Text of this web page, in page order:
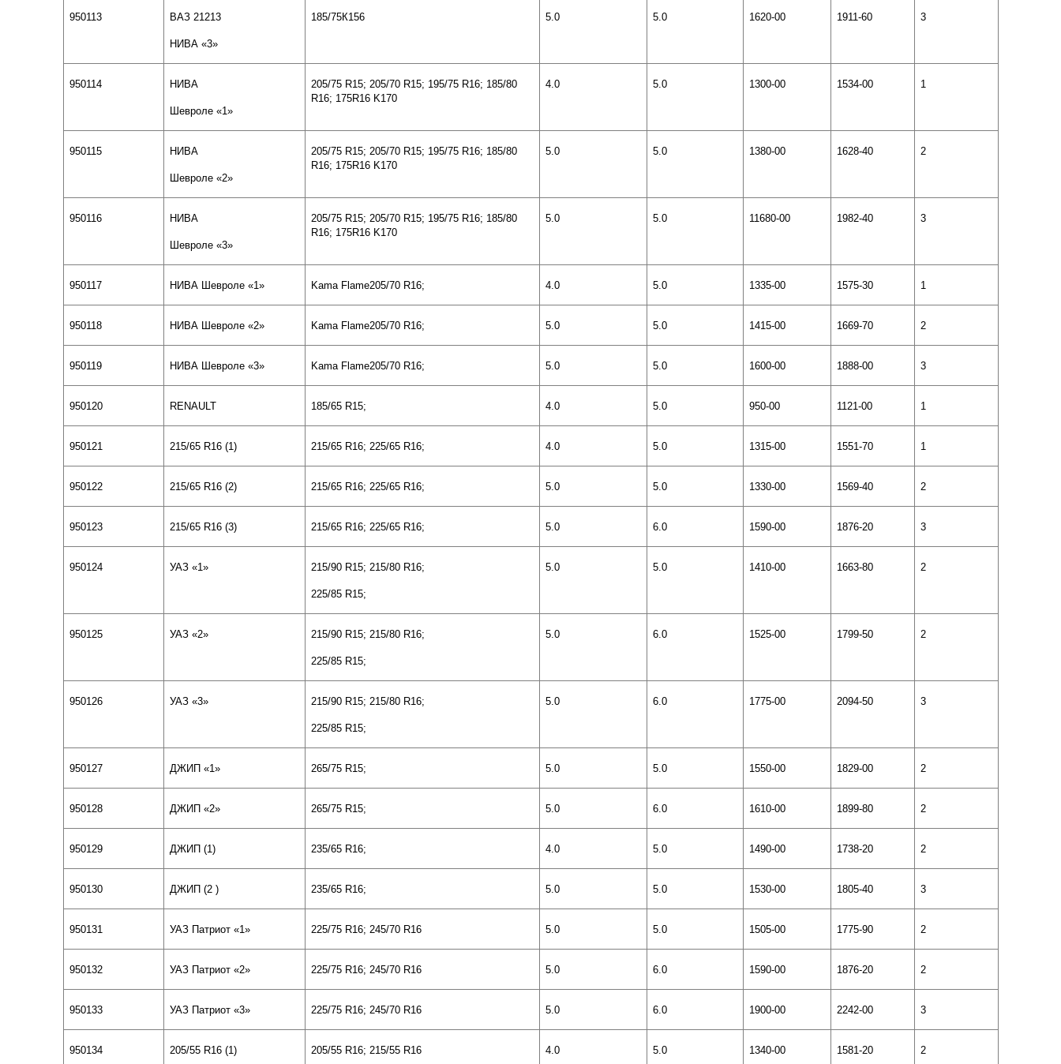
950113 ВАЗ 21213
НИВА «3»
185/75К156 5.0 5.0 1620-00 1911-60 3
950114 НИВА
Шевроле «1»
205/75 R15; 205/70 R15; 195/75 R16; 185/80
R16; 175R16 K170
4.0 5.0 1300-00 1534-00 1
950115 НИВА
Шевроле «2»
205/75 R15; 205/70 R15; 195/75 R16; 185/80
R16; 175R16 K170
5.0 5.0 1380-00 1628-40 2
950116 НИВА
Шевроле «3»
205/75 R15; 205/70 R15; 195/75 R16; 185/80
R16; 175R16 K170
5.0 5.0 11680-00 1982-40 3
950117 НИВА Шевроле «1» Kama Flame205/70 R16; 4.0 5.0 1335-00 1575-30 1
950118 НИВА Шевроле «2» Kama Flame205/70 R16; 5.0 5.0 1415-00 1669-70 2
950119 НИВА Шевроле «3» Kama Flame205/70 R16; 5.0 5.0 1600-00 1888-00 3
950120 RENAULT 185/65 R15; 4.0 5.0 950-00 1121-00 1
950121 215/65 R16 (1) 215/65 R16; 225/65 R16; 4.0 5.0 1315-00 1551-70 1
950122 215/65 R16 (2) 215/65 R16; 225/65 R16; 5.0 5.0 1330-00 1569-40 2
950123 215/65 R16 (3) 215/65 R16; 225/65 R16; 5.0 6.0 1590-00 1876-20 3
950124 УАЗ «1» 215/90 R15; 215/80 R16;
225/85 R15;
5.0 5.0 1410-00 1663-80 2
950125 УАЗ «2» 215/90 R15; 215/80 R16;
225/85 R15;
5.0 6.0 1525-00 1799-50 2
950126 УАЗ «3» 215/90 R15; 215/80 R16;
225/85 R15;
5.0 6.0 1775-00 2094-50 3
950127 ДЖИП «1» 265/75 R15; 5.0 5.0 1550-00 1829-00 2
950128 ДЖИП «2» 265/75 R15; 5.0 6.0 1610-00 1899-80 2
950129 ДЖИП (1) 235/65 R16; 4.0 5.0 1490-00 1738-20 2
950130 ДЖИП (2 ) 235/65 R16; 5.0 5.0 1530-00 1805-40 3
950131 УАЗ Патриот «1» 225/75 R16; 245/70R16 5.0 5.0 1505-00 1775-90 2
950132 УАЗ Патриот «2» 225/75 R16; 245/70R16 5.0 6.0 1590-00 1876-20 2
950133 УАЗ Патриот «3» 225/75 R16; 245/70R16 5.0 6.0 1900-00 2242-00 3
950134 205/55 R16 (1) 205/55 R16; 215/55 R16 4.0 5.0 1340-00 1581-20 2